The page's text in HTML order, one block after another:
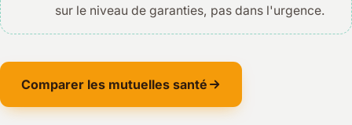
sur le niveau de garanties, pas dans l'urgence.
Comparer les mutuelles santé